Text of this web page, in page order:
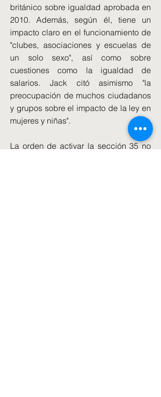
británico sobre igualdad aprobada en
2010. Además, según él, tiene un
impacto claro en el funcionamiento de
"clubes, asociaciones y escuelas de
un solo sexo", así como sobre
cuestiones como la igualdad de
salarios. Jack citó asimismo "la
preocupación de muchos ciudadanos
y grupos sobre el impacto de la ley en
mujeres y niñas".
La orden de activar la sección 35 no